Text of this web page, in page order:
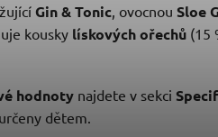
Gin & Tonic , ovocnou Sloe
kousky lískových ořechů (15
hodnoty najdete v sekci
dětem.